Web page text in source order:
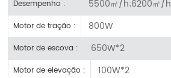
Desempenho : 5500㎡/h;6200㎡/h
Motor de tração : 800W
Motor de escova : 650W*2
Motor de elevação : 100W*2